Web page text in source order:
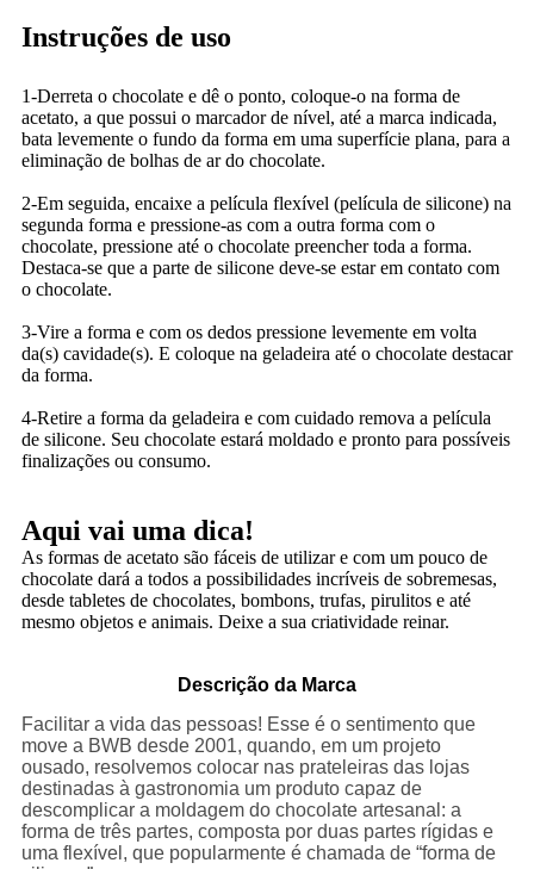
Instruções de uso
1-Derreta o chocolate e dê o ponto, coloque-o na forma de
acetato, a que possui o marcador de nível, até a marca indicada,
bata levemente o fundo da forma em uma superfície plana, para a
eliminação de bolhas de ar do chocolate.
2-Em seguida, encaixe a película flexível (película de silicone) na
segunda forma e pressione-as com a outra forma com o
chocolate, pressione até o chocolate preencher toda a forma.
Destaca-se que a parte de silicone deve-se estar em contato com
o chocolate.
3-Vire a forma e com os dedos pressione levemente em volta
da(s) cavidade(s). E coloque na geladeira até o chocolate destacar
da forma.
4-Retire a forma da geladeira e com cuidado remova a película
de silicone. Seu chocolate estará moldado e pronto para possíveis
finalizações ou consumo.
Aqui vai uma dica!
As formas de acetato são fáceis de utilizar e com um pouco de
chocolate dará a todos a possibilidades incríveis de sobremesas,
desde tabletes de chocolates, bombons, trufas, pirulitos e até
mesmo objetos e animais. Deixe a sua criatividade reinar.
Descrição da Marca
Facilitar a vida das pessoas! Esse é o sentimento que
move a BWB desde 2001, quando, em um projeto
ousado, resolvemos colocar nas prateleiras das lojas
destinadas à gastronomia um produto capaz de
descomplicar a moldagem do chocolate artesanal: a
forma de três partes, composta por duas partes rígidas e
uma flexível, que popularmente é chamada de “forma de